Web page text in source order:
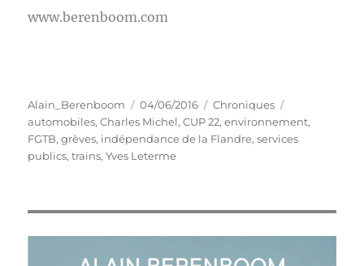
www.berenboom.com
Auteur
Alain_Berenboom
Publié
le
04/06/2016 Catégories
Chroniques
automobiles,Charles Michel,CUP 22,environnement,
FGTB,grèves, indépendance de la Flandre,services
publics,trains,Yves Leterme